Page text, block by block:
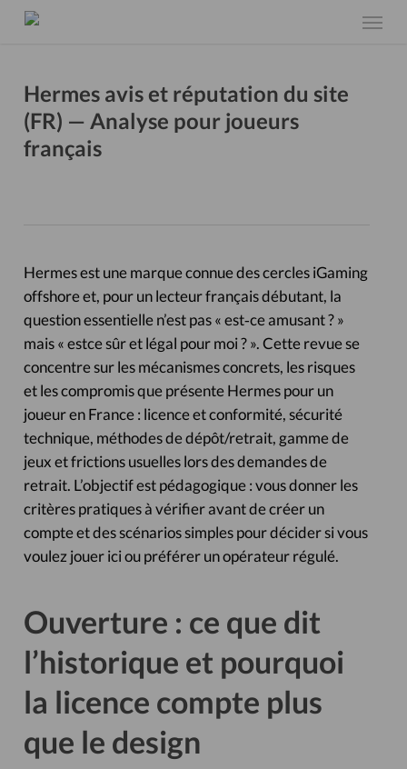
Skip
content
Menu
Hermes avis et réputation du site
(FR) — Analyse pour joueurs
français
Hermes est une marque connue des cercles iGaming
offshore et, pour un lecteur français débutant, la
question essentielle n’est pas « est‑ce amusant ? »
mais « estce sûr et légal pour moi ? ». Cette revue se
concentre sur les mécanismes concrets, les risques
et les compromis que présente Hermes pour un
joueur en France : licence et conformité, sécurité
technique, méthodes de dépôt/retrait, gamme de
jeux et frictions usuelles lors des demandes de
retrait. L’objectif est pédagogique : vous donner les
critères pratiques à vérifier avant de créer un
compte et des scénarios simples pour décider si vous
voulez jouer ici ou préférer un opérateur régulé.
Ouverture : ce que dit
l’historique et pourquoi
la licence compte plus
que le design